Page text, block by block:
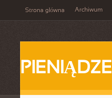
Strona główna Archiwum
PIENIĄDZE